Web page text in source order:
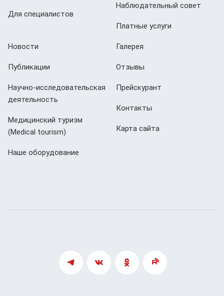
Для специалистов
Наблюдательный совет
Платные услуги
Новости
Публикации
Научно-исследовательская
деятельность
Медицинский туризм
(Мedical tourism)
Наше оборудование
Галерея
Отзывы
Прейскурант
Контакты
Карта сайта